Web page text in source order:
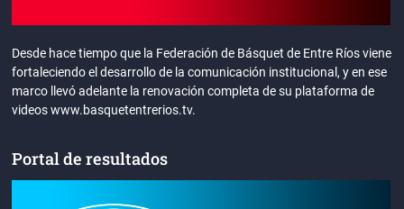
Desde hace tiempo que la Federación de Básquet de Entre Ríos viene
fortaleciendo el desarrollo de la comunicación institucional, y en ese
marco llevó adelante la renovación completa de su plataforma de
videos www.basquetentrerios.tv.
Portal de resultados